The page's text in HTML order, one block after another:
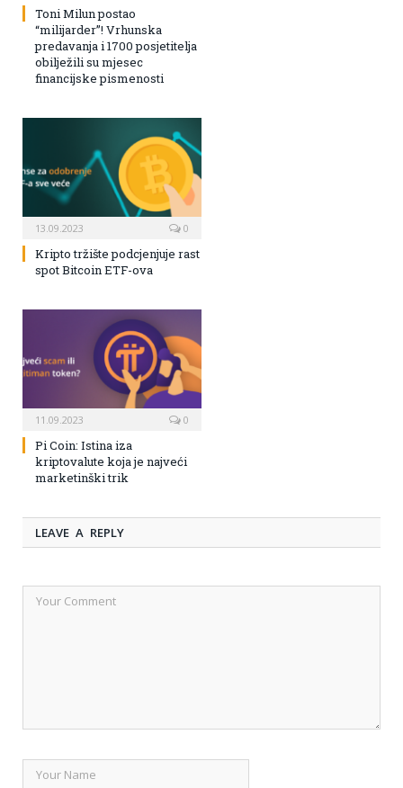
Toni Milun postao
“milijarder”! Vrhunska
predavanja i 1700 posjetitelja
obilježili su mjesec
financijske pismenosti
13.09.2023 0
Kripto tržište podcjenjuje rast
spot Bitcoin ETF-ova
11.09.2023 0
Pi Coin: Istina iza
kriptovalute koja je najveći
marketinški trik
LEAVE A REPLY